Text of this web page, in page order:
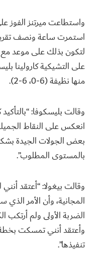
واستطاعت ميرتنز الفوز
لتكون بذلك على موعد مع
على التشيكية كارولينا
منها نظيفة (6-0، 6-2).
وقالت بليسكوفا:
انعكس على النقاط
بعض الجولات الجيدة
بالمستوى المطلوب”.
وقالت بيغولا: “أعتقد
المجانية، وأن الأمر
الضربة الأولى ولم أرتكب
وأعتقد أنني تمسكت
تنفيذها”.